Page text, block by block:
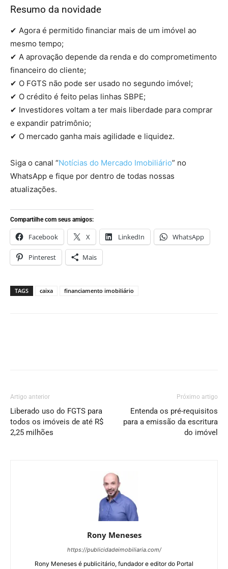
Resumo da novidade
✔ Agora é permitido financiar mais de um imóvel ao
mesmo tempo;
✔ A aprovação depende da renda e do comprometimento
financeiro do cliente;
✔ O FGTS não pode ser usado no segundo imóvel;
✔ O crédito é feito pelas linhas SBPE;
✔ Investidores voltam a ter mais liberdade para comprar
e expandir patrimônio;
✔ O mercado ganha mais agilidade e liquidez.
Siga o canal “Notícias do Mercado Imobiliário” no
WhatsApp e fique por dentro de todas nossas
atualizações.
Compartilhe com seus amigos:
Facebook X LinkedIn WhatsApp
Pinterest Mais
TAGS caixa financiamento imobiliário
Artigo anterior
Liberado uso do FGTS para
todos os imóveis de até R$
2,25 milhões
Próximo artigo
Entenda os pré-requisitos
para a emissão da escritura
do imóvel
Rony Meneses
https://publicidadeimobiliaria.com/
Rony Meneses é publicitário, fundador e editor do Portal